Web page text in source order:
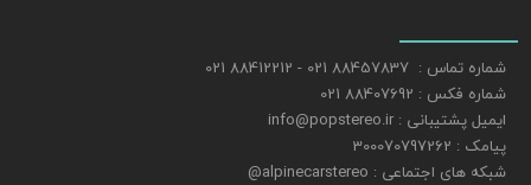
شماره تماس : 88457837 021 - 88412212 021
شماره فکس : 88407692 021
ایمیل پشتیبانی : info@popstereo.ir
پیامک : 300070797262
شبکه های اجتماعی : alpinecarstereo@